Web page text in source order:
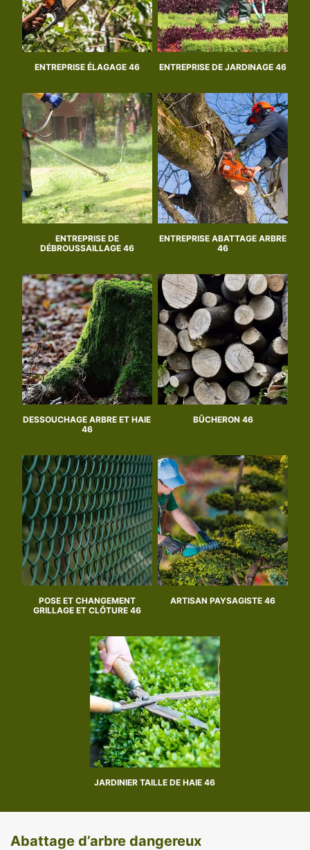
ENTREPRISE ÉLAGAGE 46 ENTREPRISE DE JARDINAGE 46
ENTREPRISE DE
DÉBROUSSAILLAGE 46
ENTREPRISE ABATTAGE ARBRE
46
DESSOUCHAGE ARBRE ET HAIE
46
BÛCHERON 46
POSE ET CHANGEMENT
GRILLAGE ET CLÔTURE 46
ARTISAN PAYSAGISTE 46
JARDINIER TAILLE DE HAIE 46
Abattage d’arbre dangereux